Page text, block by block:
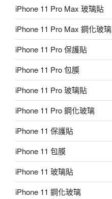
iPhone 11 Pro Max 玻璃貼
iPhone 11 Pro Max 鋼化玻璃
iPhone 11 Pro 保護貼
iPhone 11 Pro 包膜
iPhone 11 Pro 玻璃貼
iPhone 11 Pro 鋼化玻璃
iPhone 11 保護貼
iPhone 11 包膜
iPhone 11 玻璃貼
iPhone 11 鋼化玻璃